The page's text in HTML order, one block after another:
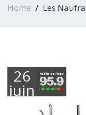
Home Les
26
juin
2019